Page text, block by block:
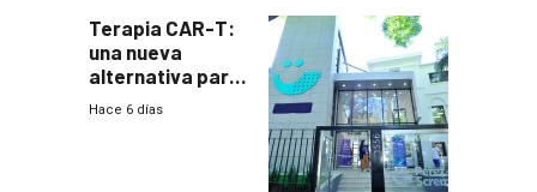
Terapia CAR-T:
una nueva
alternativa para
niños y
Hace 6 días